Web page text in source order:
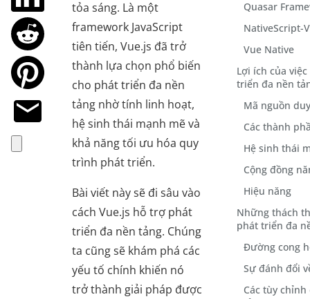
tỏa sáng. Là một
framework JavaScript
tiên tiến, Vue.js đã trở
thành lựa chọn phổ biến
cho phát triển đa nền
tảng nhờ tính linh hoạt,
hệ sinh thái mạnh mẽ và
khả năng tối ưu hóa quy
trình phát triển.
Bài viết này sẽ đi sâu vào
cách Vue.js hỗ trợ phát
triển đa nền tảng. Chúng
ta cũng sẽ khám phá các
yếu tố chính khiến nó
trở thành giải pháp được
Quasar
NativeScript-
Vue Native
Lợi ích của
triển đa nền
Mã nguồn
Các thành
Hệ sinh thái
Cộng đồng
Hiệu năng
Những thách
phát triển đa
Đường cong
Sự đánh đổi
Các tùy